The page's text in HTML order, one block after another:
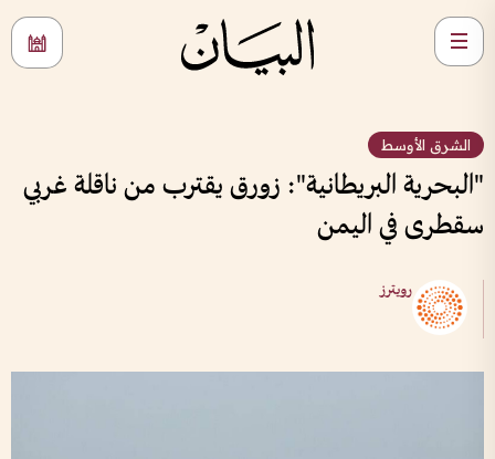
الشرق الأوسط
"البحرية البريطانية": زورق يقترب من ناقلة غربي
سقطرى في اليمن
رويترز